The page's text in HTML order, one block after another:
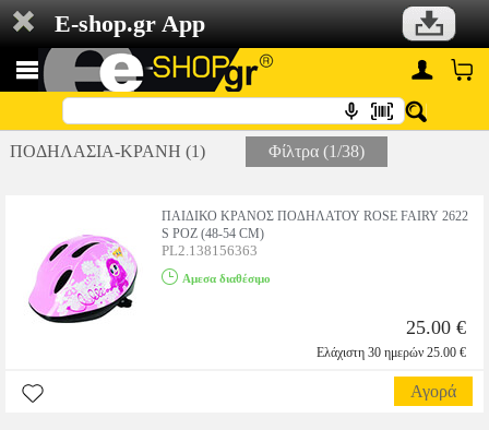
E-shop.gr App
ΠΟΔΗΛΑΣΙΑ-ΚΡΑΝΗ (1) Φίλτρα (1/38)
ΠΑΙΔΙΚΟ ΚΡΑΝΟΣ ΠΟΔΗΛΑΤΟΥ ROSE FAIRY 2622
S ΡΟΖ (48-54 CM)
PL2.138156363
Αμεσα διαθέσιμο
25.00 €
Ελάχιστη 30 ημερών 25.00 €
Αγορά